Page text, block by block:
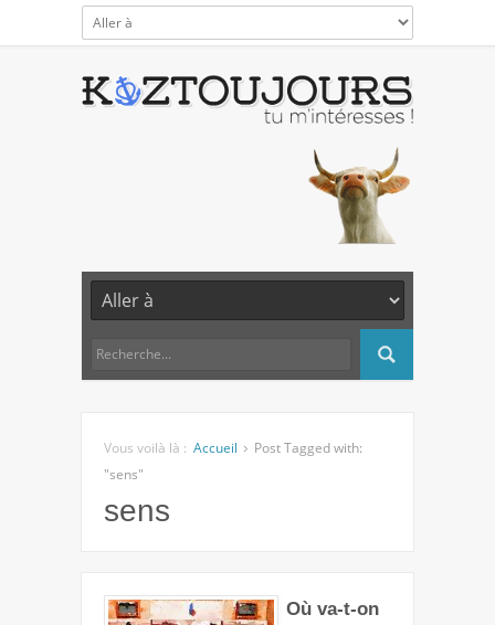
Vous voilà là : Accueil
Post Tagged with:
"sens"
sens
Où va-t-on